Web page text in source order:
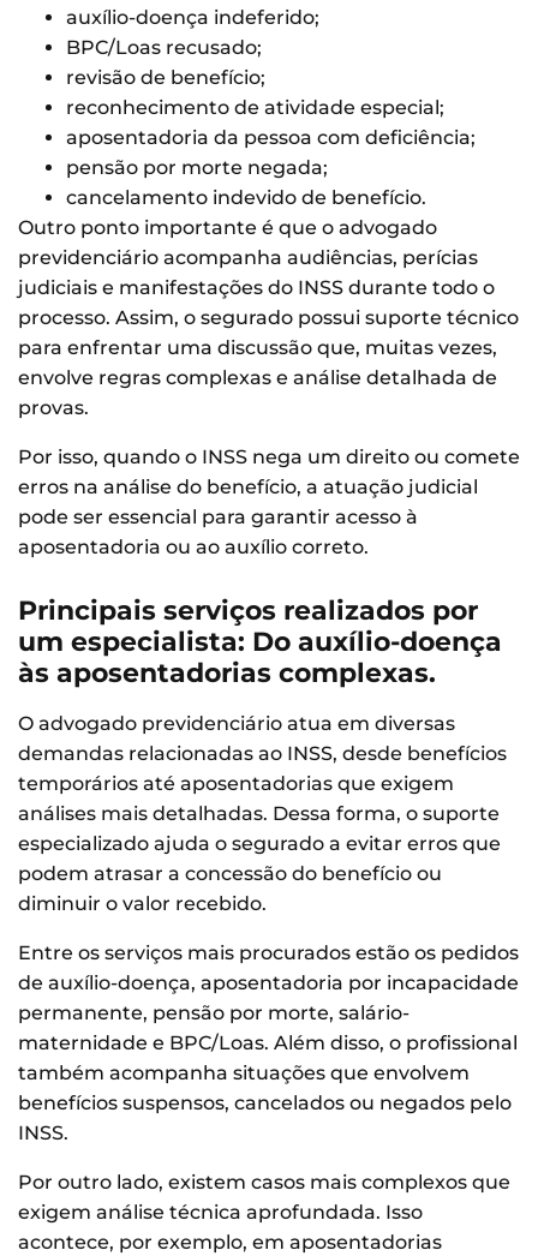
auxílio-doença indeferido;
BPC/Loas recusado;
revisão de benefício;
reconhecimento de atividade especial;
aposentadoria da pessoa com deficiência;
pensão por morte negada;
cancelamento indevido de benefício.
Outro ponto importante é que o advogado
previdenciário acompanha audiências, perícias
judiciais e manifestações do INSS durante todo o
processo. Assim, o segurado possui suporte técnico
para enfrentar uma discussão que, muitas vezes,
envolve regras complexas e análise detalhada de
provas.
Por isso, quando o INSS nega um direito ou comete
erros na análise do benefício, a atuação judicial
pode ser essencial para garantir acesso à
aposentadoria ou ao auxílio correto.
Principais serviços realizados por
um especialista: Do auxílio-doença
às aposentadorias complexas.
O advogado previdenciário atua em diversas
demandas relacionadas ao INSS, desde benefícios
temporários até aposentadorias que exigem
análises mais detalhadas. Dessa forma, o suporte
especializado ajuda o segurado a evitar erros que
podem atrasar a concessão do benefício ou
diminuir o valor recebido.
Entre os serviços mais procurados estão os pedidos
de auxílio-doença, aposentadoria por incapacidade
permanente, pensão por morte, salário-
maternidade e BPC/Loas. Além disso, o profissional
também acompanha situações que envolvem
benefícios suspensos, cancelados ou negados pelo
INSS.
Por outro lado, existem casos mais complexos que
exigem análise técnica aprofundada. Isso
acontece, por exemplo, em aposentadorias